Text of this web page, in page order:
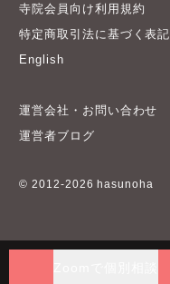
寺院会員向け利用規約
特定商取引法に基づく表記
English
運営会社・お問い合わせ
運営者ブログ
© 2012-2026 hasunoha